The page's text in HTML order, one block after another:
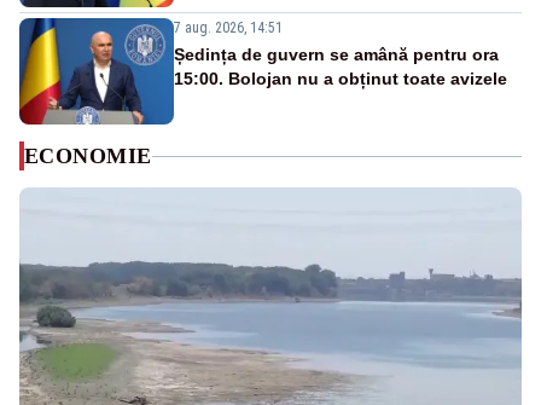
7 aug. 2026, 14:51
Ședința de guvern se amână pentru ora
15:00. Bolojan nu a obținut toate avizele
ECONOMIE